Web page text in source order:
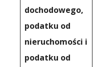
dochodowego,
podatku od
nieruchomości i
podatku od